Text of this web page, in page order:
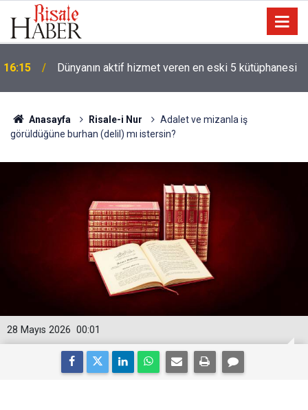
14:30
'Hz. Muhammed denizci miydi' sorusu üzerine
Müslüman oldu
Anasayfa Risale-i Nur
Adalet ve mizanla iş
görüldüğüne burhan (delil) mı istersin?
00:01
28 Mayıs 2026